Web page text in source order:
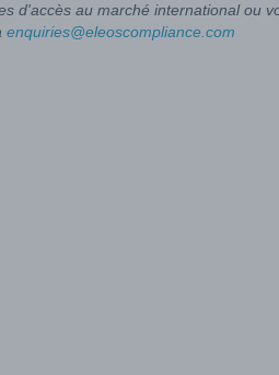
d'accès au marché international ou
enquiries@eleoscompliance.com